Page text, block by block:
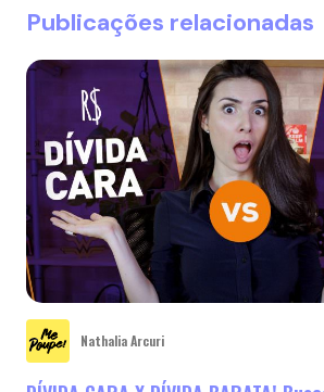
Publicações relacionadas
Nathalia Arcuri